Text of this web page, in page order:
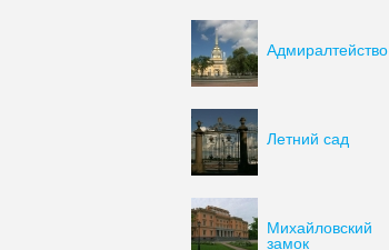
Адмиралтейство
Летний сад
Михайловский
замок